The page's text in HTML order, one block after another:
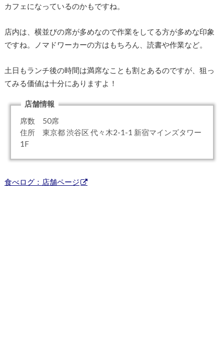
カフェになっているのかもですね。
店内は、横並びの席が多めなので作業をしてる方が多めな印象
ですね。ノマドワーカーの方はもちろん、読書や作業など。
土日もランチ後の時間は満席なことも割とあるのですが、狙っ
てみる価値は十分にありますよ！
店舗情報
席数 50席
住所 東京都 渋谷区 代々木2-1-1 新宿マインズタワー
1F
食べログ：店舗ページ